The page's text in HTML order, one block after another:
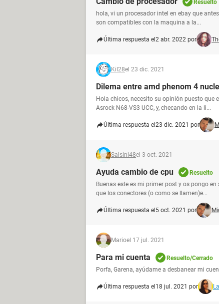
Resuelto
hola, vi un procesador intel en ebay que
son compatibles con la maquina a la...
Última respuesta el 2 abr. 2022 por
Kil28el 23 dic. 2021
Dilema entre amd phenom 4
Hola chicos, necesito su opinión puesto que
Asrock N68-VS3 UCC, y, checando en la li...
Última respuesta el 23 dic. 2021 por
Salsini48el 3 oct. 2021
Ayuda cambio de cpu
Resuelto
Buenas este es mi primer post y os pongo
que los conectores (o como se llamen)e...
Última respuesta el 5 oct. 2021 por
Marioel 17 jul. 2021
Para mi cuenta
Resuelto/Cerrado
Porfa, Garena, ayúdame a desbanear mi
Última respuesta el 18 jul. 2021 por